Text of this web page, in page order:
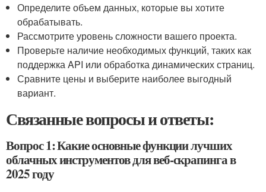
Определите объем данных, которые вы хотите
обрабатывать.
Рассмотрите уровень сложности вашего проекта.
Проверьте наличие необходимых функций, таких как
поддержка API или обработка динамических страниц.
Сравните цены и выберите наиболее выгодный
вариант.
Связанные вопросы и ответы:
Вопрос 1: Какие основные функции лучших
облачных инструментов для веб-скрапинга в
2025 году